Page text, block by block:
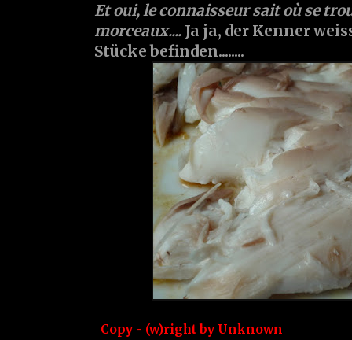
Et oui, le connaisseur sait où se
morceaux.... Ja ja, der Kenner
Stücke befinden........
Copy - (w)right by Unknown